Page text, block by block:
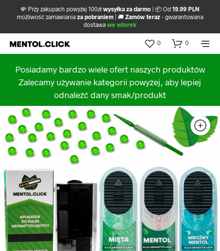
💸 Przy zakupach powyżej 100zł wysyłka za darmo | 📦 Od 19.99 PLN
możliwość zamawiania za pobraniem | 🚚 Zamów teraz - gwarantowana
dostawa we wtorek
0 0
Posiadamy bardzo wiele ofert naszych produktów
Zalecamy używanie kategorii powyżej, aby lepiej
odnaleźć dany smak/produkt